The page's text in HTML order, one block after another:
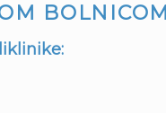
BOLNICOM